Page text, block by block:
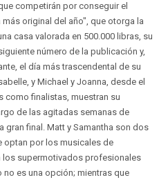
competirán por conseguir el
original del año", que otorga la
casa valorada en 500.000 libras, su
número de la publicación y,
el día más trascendental de su
y Michael y Joanna, desde el
como finalistas, muestran su
de las agitadas semanas de
gran final. Matt y Samantha son dos
optan por los musicales de
supermotivados profesionales
es una opción; mientras que